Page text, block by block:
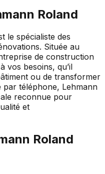
Roland
le spécialiste des
Située au
de construction
vos besoins, qu’il
ou de transformer
par téléphone, Lehmann
reconnue pour
et
Roland